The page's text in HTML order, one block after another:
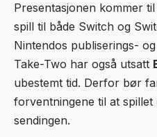
Presentasjonen kommer
spill til både Switch og
Nintendos publiserings-
Take-Two har også utsatt
ubestemt tid. Derfor bør
forventningene til at
sendingen.